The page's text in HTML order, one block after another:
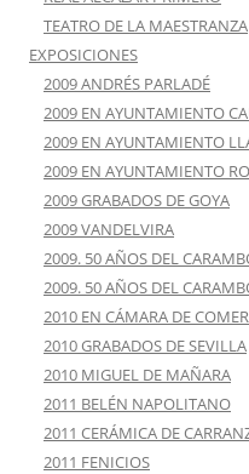
TEATRO DE LA MAESTRANZA
EXPOSICIONES
2009 ANDRÉS PARLADÉ
2009 EN AYUNTAMIENTO
2009 EN AYUNTAMIENTO
2009 EN AYUNTAMIENTO
2009 GRABADOS DE GOYA
2009 VANDELVIRA
2009. 50 AÑOS DEL
2009. 50 AÑOS DEL
2010 EN CÁMARA DE
2010 GRABADOS DE SEVILLA
2010 MIGUEL DE MAÑARA
2011 BELÉN NAPOLITANO
2011 CERÁMICA DE
2011 FENICIOS